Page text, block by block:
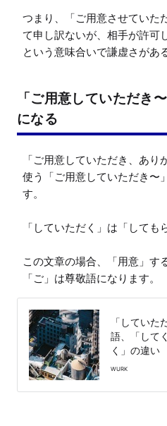
つまり、「ご用意させていた
て申し訳ないが、相手が許可
という意味合いで謙虚さがあ
「ご用意していただき
になる
「ご用意していただき、あり
使う「ご用意していただき〜
す。
「していただく」は「しても
この文章の場合、「用意」す
「ご」は尊敬語になります。
「していた
語、「して
く」の違い
WURK